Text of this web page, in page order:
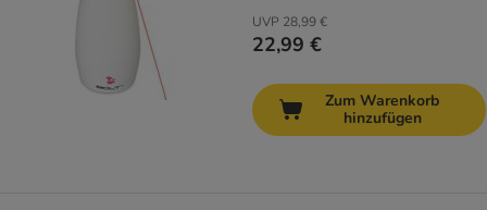
UVP 28,99 €
22,99 €
Zum Warenkorb
hinzufügen